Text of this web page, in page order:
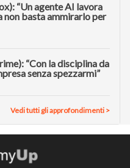
“Un agente AI lavora
non basta ammirarlo per
“Con la disciplina da
senza spezzarmi”
Vedi tutti gli approfondimenti >